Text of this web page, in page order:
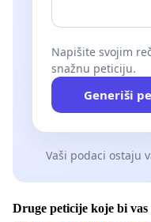
Napišite svojim
snažnu peticiju.
Generiši
Vaši podaci ostaju
Druge peticije koje bi vas